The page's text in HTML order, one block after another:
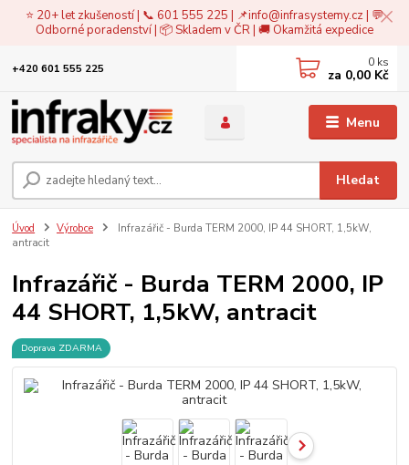
⭐ 20+ let zkušeností | 📞 601 555 225 | 📌info@infrasystemy.cz| 💬
Odborné poradenství | 📦 Skladem v ČR | 🚚 Okamžitá expedice
Menu
Hledat
+420 601 555 225 0 ks
za 0,00 Kč
Úvod Výrobce
Infrazářič - Burda TERM 2000, IP 44 SHORT, 1,5kW,
antracit
Infrazářič - Burda TERM 2000, IP
44 SHORT, 1,5kW, antracit
Doprava ZDARMA